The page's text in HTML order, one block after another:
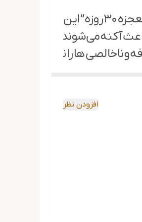
است.
ها را نیز ازبین
افزودن نظر